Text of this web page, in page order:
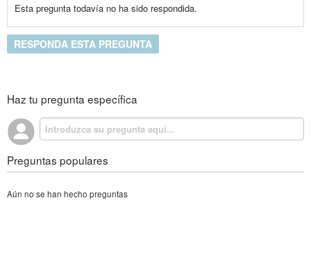
Esta pregunta todavía no ha sido respondida.
RESPONDA ESTA PREGUNTA
Haz tu pregunta específica
Preguntas populares
Aún no se han hecho preguntas